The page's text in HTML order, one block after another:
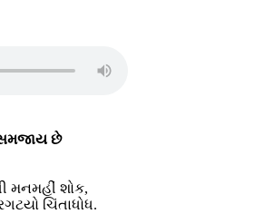
સમજાય છે
મનમહીં શોક,
ચિંતાધોધ.